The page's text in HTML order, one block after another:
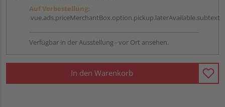
Auf Vorbestellung:
vue.ads.priceMerchantBox.option.pickup.laterAvailable.subtext
Verfügbar in der Ausstellung - vor Ort ansehen.
In den Warenkorb